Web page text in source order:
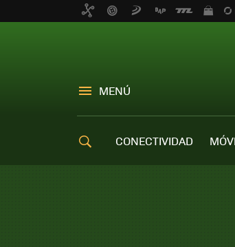
MENÚ
CONECTIVIDAD